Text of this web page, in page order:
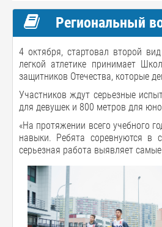
Региональный
4 октября, стартовал второй
легкой атлетике принимает
защитников Отечества, которые
Участников ждут серьезные
для девушек и 800 метров для
«На протяжении всего учебного
навыки. Ребята соревнуются в
серьезная работа выявляет